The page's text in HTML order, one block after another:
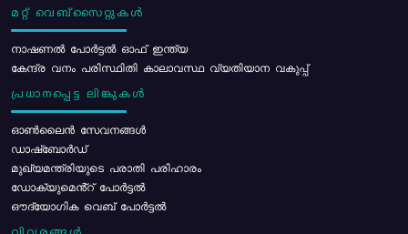
മറ്റ് വെബ്സൈറ്റുകൾ
നാഷണൽ പോർട്ടൽ ഓഫ് ഇന്ത്യ
കേന്ദ്ര വനം പരിസ്ഥിതി കാലാവസ്ഥ വ്യതിയാന വകുപ്പ്
പ്രധാനപ്പെട്ട ലിങ്കുകൾ
ഓൺലൈൻ സേവനങ്ങൾ
ഡാഷ്ബോർഡ്
മുഖ്യമന്ത്രിയുടെ പരാതി പരിഹാരം
ഡോക്യുമെൻ്റ് പോർട്ടൽ
ഔദ്യോഗിക വെബ് പോർട്ടൽ